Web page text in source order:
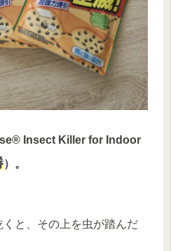
Insect Killer for Indoor
）。
と、その上を虫が踏んだ